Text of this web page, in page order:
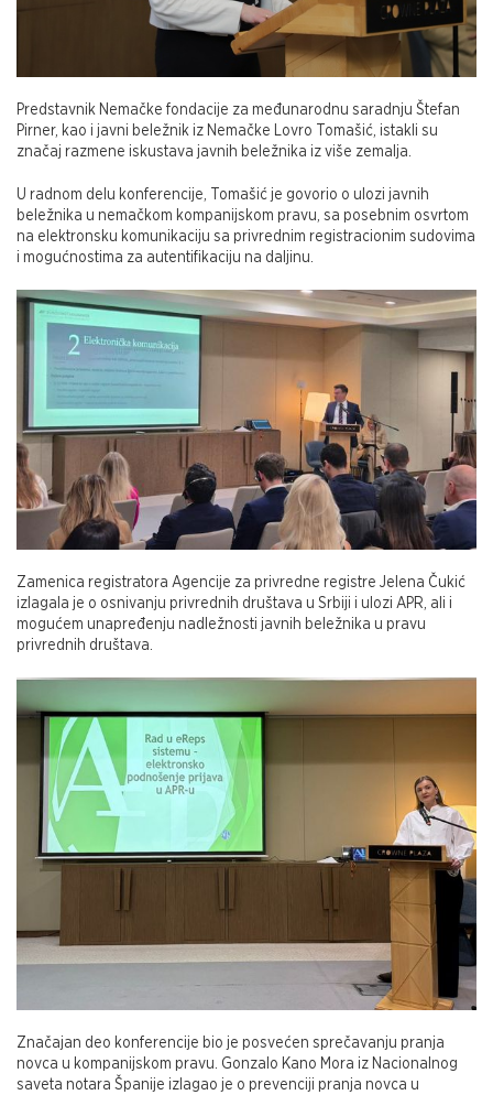
Predstavnik Nemačke fondacije za međunarodnu saradnju Štefan
Pirner, kao i javni beležnik iz Nemačke Lovro Tomašić, istakli su
značaj razmene iskustava javnih beležnika iz više zemalja.
U radnom delu konferencije, Tomašić je govorio o ulozi javnih
beležnika u nemačkom kompanijskom pravu, sa posebnim osvrtom
na elektronsku komunikaciju sa privrednim registracionim sudovima
i mogućnostima za autentifikaciju na daljinu.
Zamenica registratora Agencije za privredne registre Jelena Čukić
izlagala je o osnivanju privrednih društava u Srbiji i ulozi APR, ali i
mogućem unapređenju nadležnosti javnih beležnika u pravu
privrednih društava.
Značajan deo konferencije bio je posvećen sprečavanju pranja
novca u kompanijskom pravu. Gonzalo Kano Mora iz Nacionalnog
saveta notara Španije izlagao je o prevenciji pranja novca u